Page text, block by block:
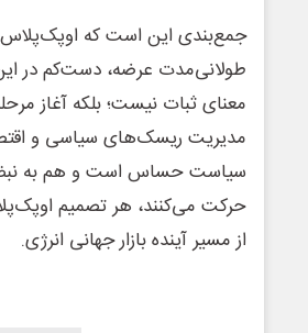
جمع‌بندی این است که اوپک‌پلاس
طولانی‌مدت عرضه، دست‌کم در
معنای ثبات نیست؛ بلکه آغاز
مدیریت ریسک‌های سیاسی و
سیاست حساس است و هم به نبض
حرکت می‌کنند، هر تصمیم
از مسیر آینده بازار جهانی انرژی.